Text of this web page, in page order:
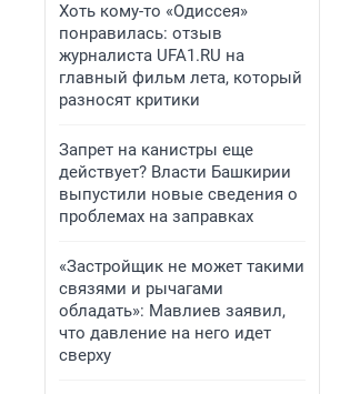
Хоть кому-то «Одиссея»
понравилась: отзыв
журналиста UFA1.RU на
главный фильм лета, который
разносят критики
Запрет на канистры еще
действует? Власти Башкирии
выпустили новые сведения о
проблемах на заправках
«Застройщик не может такими
связями и рычагами
обладать»: Мавлиев заявил,
что давление на него идет
сверху